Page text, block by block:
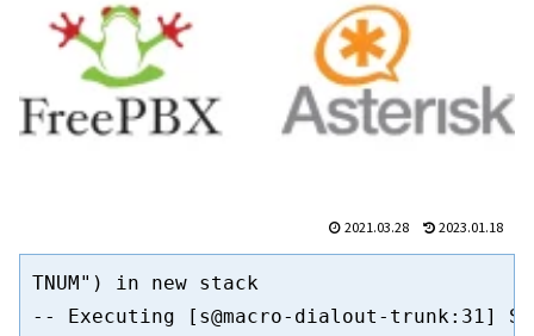
2021.03.28 2023.01.18
TNUM") in new stack
-- Executing [s@macro-dialout-trunk:31]